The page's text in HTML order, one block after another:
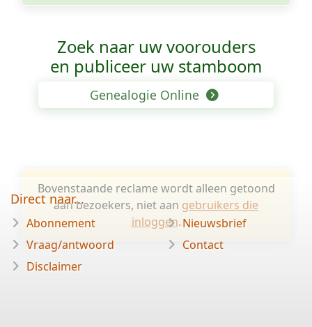
Zoek naar uw voorouders
en publiceer uw stamboom
Genealogie Online
Bovenstaande reclame wordt alleen getoond
aan bezoekers, niet aan gebruikers die
inloggen.
Direct naar...
Abonnement
Vraag/antwoord
Disclaimer
Nieuwsbrief
Contact